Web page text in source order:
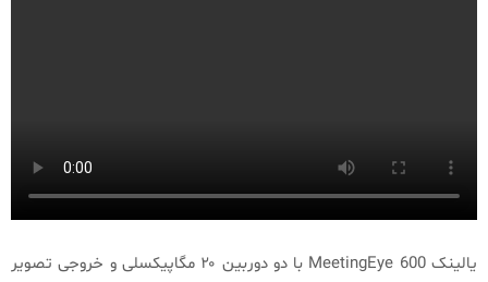
یالینک MeetingEye 600 با دو دوربین ۲۰ مگاپیکسلی و خروجی تصویر